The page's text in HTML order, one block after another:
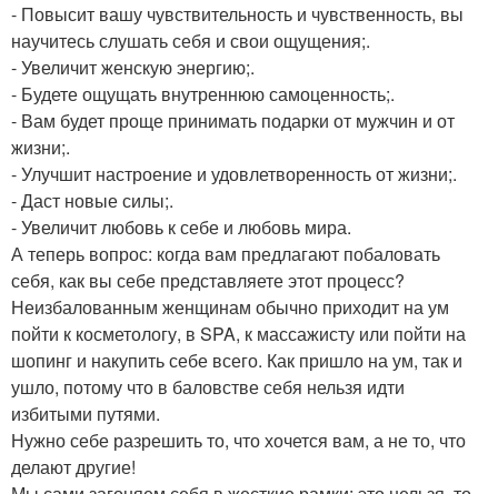
- Повысит вашу чувствительность и чувственность, вы
научитесь слушать себя и свои ощущения;.
- Увеличит женскую энергию;.
- Будете ощущать внутреннюю самоценность;.
- Вам будет проще принимать подарки от мужчин и от
жизни;.
- Улучшит настроение и удовлетворенность от жизни;.
- Даст новые силы;.
- Увеличит любовь к себе и любовь мира.
А теперь вопрос: когда вам предлагают побаловать
себя, как вы себе представляете этот процесс?
Неизбалованным женщинам обычно приходит на ум
пойти к косметологу, в SPA, к массажисту или пойти на
шопинг и накупить себе всего. Как пришло на ум, так и
ушло, потому что в баловстве себя нельзя идти
избитыми путями.
Нужно себе разрешить то, что хочется вам, а не то, что
делают другие!